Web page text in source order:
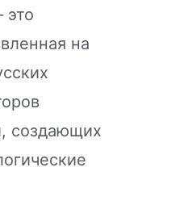
на
создающих